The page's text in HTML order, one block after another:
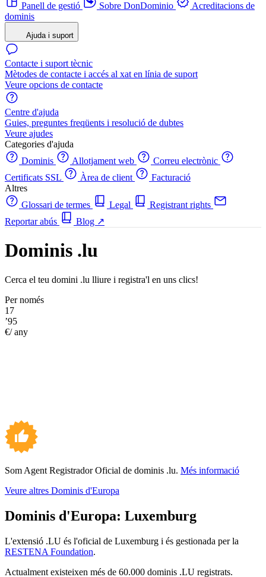
Panell de gestió
Sobre DonDominio
Acreditacions de
dominis
Ajuda i suport
Contacte i suport tècnic
Mètodes de contacte i accés al xat en línia de suport
Veure opcions de contacte
Centre d'ajuda
Guies, preguntes freqüents i resolució de dubtes
Veure ajudes
Categories d'ajuda
Dominis
Allotjament web
Correu electrònic
Certificats SSL
Àrea de client
Facturació
Altres
Glossari de termes
Legal
Registrant rights
Reportar abús
Blog ↗
Dominis .lu
Cerca el teu domini .lu lliure i registra'l en uns clics!
Per només
17
’95
€/ any
Som Agent Registrador Oficial de dominis .lu. Més informació
Veure altres Dominis d'Europa
Dominis d'Europa: Luxemburg
L'extensió .LU és l'oficial de Luxemburg i és gestionada per la
RESTENA Foundation.
Actualment existeixen més de 60.000 dominis .LU registrats.